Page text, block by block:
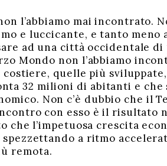
l’abbiamo mai incontrato.
e luccicante, e tanto meno
ad una città occidentale
Mondo non l’abbiamo
quelle più
32 milioni di abitanti e che
Non c’è dubbio che il
con esso è il risultato
l’impetuosa crescita
a ritmo
remota.